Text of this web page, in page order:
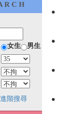
R C H
女生
男生
進階搜尋
●
●
●
●